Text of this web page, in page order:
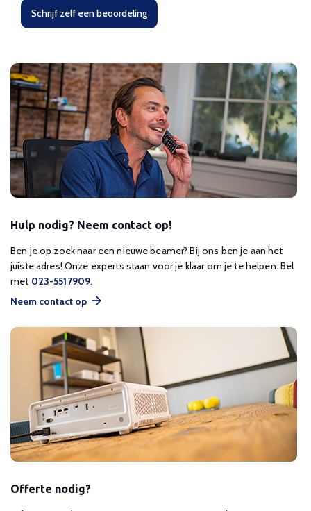
Schrijf zelf een beoordeling
Hulp nodig? Neem contact op!
Ben je op zoek naar een nieuwe beamer? Bij ons ben je aan het
juiste adres! Onze experts staan voor je klaar om je te helpen. Bel
met 023-5517909.
Neem contact op
Offerte nodig?